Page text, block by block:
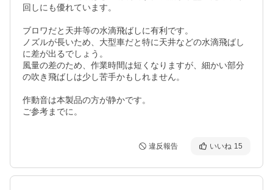
回しにも優れています。
ブロワだと天井等の水滴飛ばしに有利です。
ノズルが長いため、大型車だと特に天井などの水滴飛ばし
に差が出るでしょう。
風量の差のため、作業時間は短くなりますが、細かい部分
の吹き飛ばしは少し苦手かもしれません。
作動音は本製品の方が静かです。
ご参考までに。
違反報告 いいね 15